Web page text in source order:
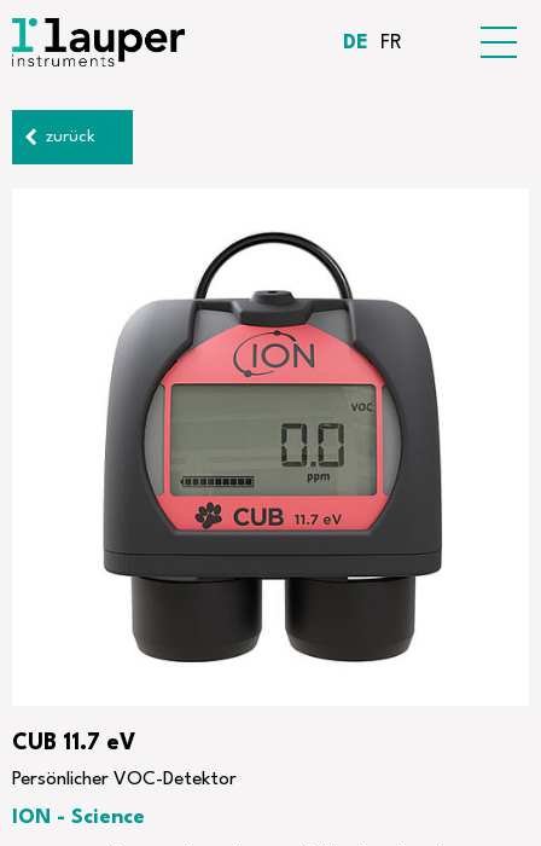
DE FR
zurück
CUB 11.7 eV
Persönlicher VOC-Detektor
ION - Science